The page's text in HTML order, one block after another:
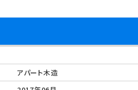
アパート木造